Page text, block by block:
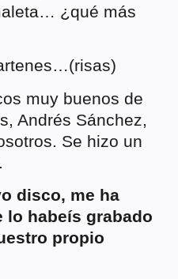
¿qué más
muy buenos de
Andrés Sánchez,
Se hizo un
disco, me ha
lo habeís grabado
propio